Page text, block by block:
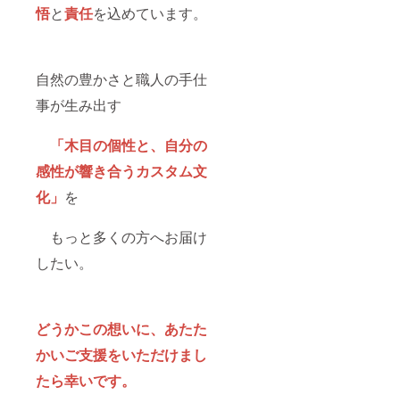
悟と責任を込めています。
自然の豊かさと職人の手仕
事が生み出す
「木目の個性と、自分の
感性が響き合うカスタム文
化」 を
もっと多くの方へお届け
したい。
どうかこの想いに、あたた
かいご支援をいただけまし
たら幸いです。